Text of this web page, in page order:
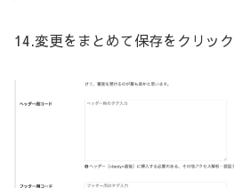
14.変更をまとめて保存をクリック